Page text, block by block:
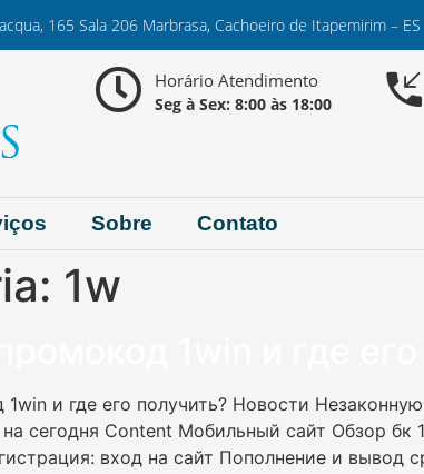
165 Sala 206 Marbrasa, Cachoeiro de Itapemirim – ES
Horário Atendimento
Seg à Sex: 8:00 às 18:00
Sobre Contato
1w
и где его получить? Новости
сегодня Content Мобильный сайт Обзор бк
вход на сайт Пополнение и вывод